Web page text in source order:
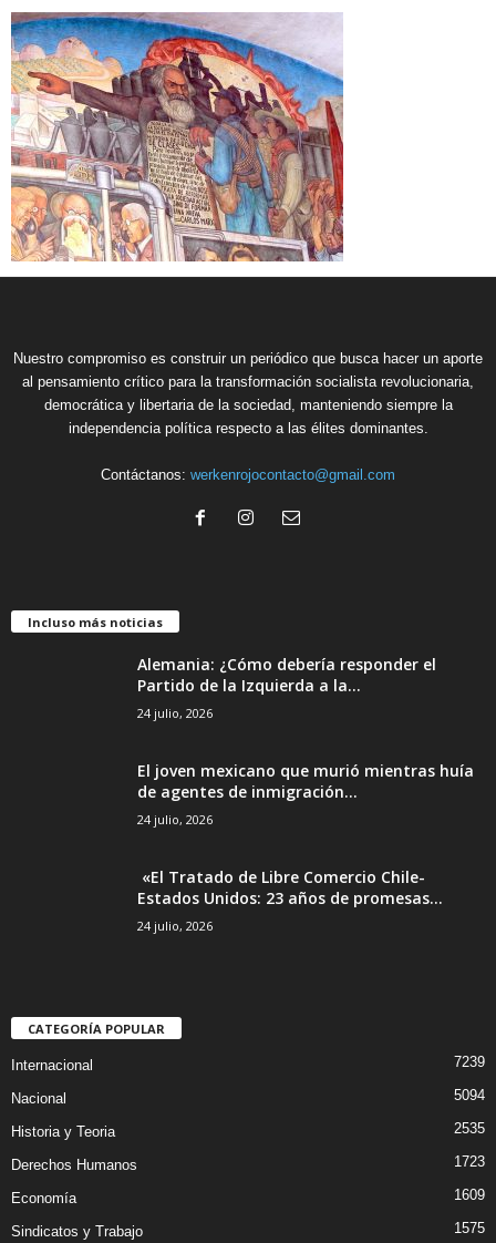
Nuestro compromiso es construir un periódico que busca hacer un aporte
al pensamiento crítico para la transformación socialista revolucionaria,
democrática y libertaria de la sociedad, manteniendo siempre la
independencia política respecto a las élites dominantes.
Contáctanos: werkenrojocontacto@gmail.com
Incluso más noticias
Alemania: ¿Cómo debería responder el
Partido de la Izquierda a la...
24 julio, 2026
El joven mexicano que murió mientras huía
de agentes de inmigración...
24 julio, 2026
«El Tratado de Libre Comercio Chile-
Estados Unidos: 23 años de promesas...
24 julio, 2026
CATEGORÍA POPULAR
Internacional 7239
Nacional 5094
Historia y Teoria 2535
Derechos Humanos 1723
Economía 1609
Sindicatos y Trabajo 1575